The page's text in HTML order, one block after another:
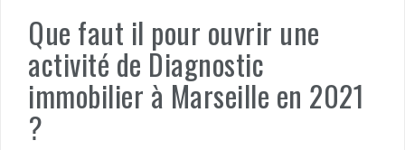
Que faut il pour ouvrir une
activité de Diagnostic
immobilier à Marseille en 2021
?